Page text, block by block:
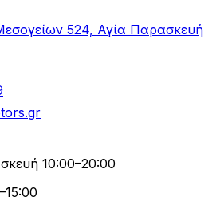
524, Αγία Παρασκευή
10:00–20:00